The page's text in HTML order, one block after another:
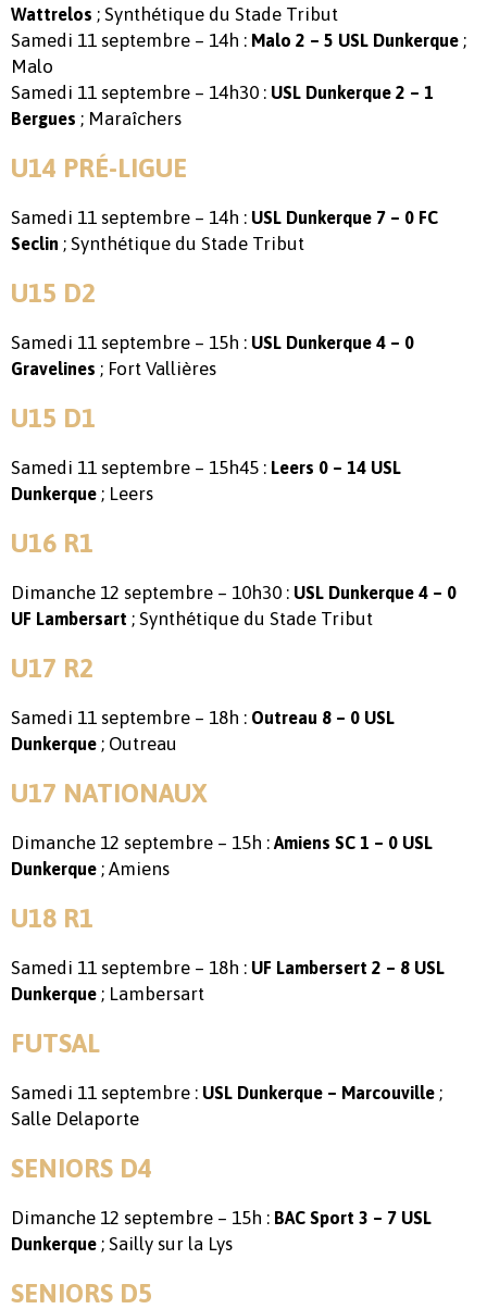
Wattrelos ; Synthétique du Stade Tribut
Samedi 11 septembre – 14h : Malo 2 – 5 USL Dunkerque ;
Malo
Samedi 11 septembre – 14h30 : USL Dunkerque 2 – 1
Bergues ; Maraîchers
U14 PRÉ-LIGUE
Samedi 11 septembre – 14h : USL Dunkerque 7 – 0 FC
Seclin ; Synthétique du Stade Tribut
U15 D2
Samedi 11 septembre – 15h : USL Dunkerque 4 – 0
Gravelines ; Fort Vallières
U15 D1
Samedi 11 septembre – 15h45 : Leers 0 – 14 USL
Dunkerque ; Leers
U16 R1
Dimanche 12 septembre – 10h30 : USL Dunkerque 4 – 0
UF Lambersart ; Synthétique du Stade Tribut
U17 R2
Samedi 11 septembre – 18h : Outreau 8 – 0 USL
Dunkerque ; Outreau
U17 NATIONAUX
Dimanche 12 septembre – 15h : Amiens SC 1 – 0 USL
Dunkerque ; Amiens
U18 R1
Samedi 11 septembre – 18h : UF Lambersert 2 – 8 USL
Dunkerque ; Lambersart
FUTSAL
Samedi 11 septembre : USL Dunkerque – Marcouville ;
Salle Delaporte
SENIORS D4
Dimanche 12 septembre – 15h : BAC Sport 3 – 7 USL
Dunkerque ; Sailly sur la Lys
SENIORS D5